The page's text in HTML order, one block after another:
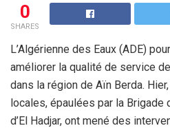
0
SHARES
L’Algérienne des Eaux (ADE)
améliorer la qualité de service
dans la région de Aïn Berda.
locales, épaulées par la Brigade
d’El Hadjar, ont mené des